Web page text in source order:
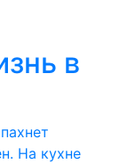
в
На кухне